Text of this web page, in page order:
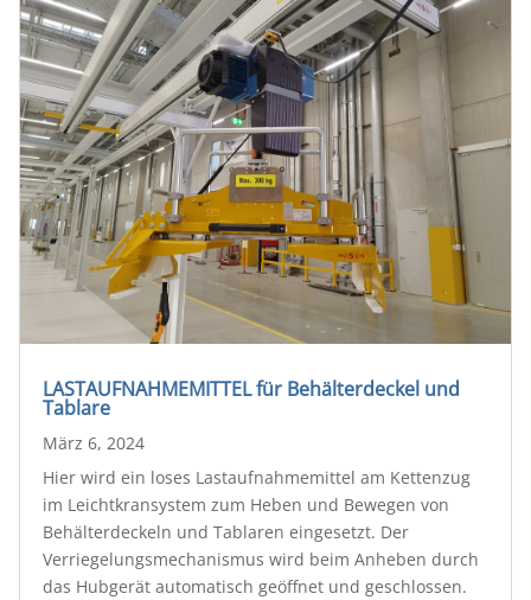
LASTAUFNAHMEMITTEL für Behälterdeckel und
Tablare
März 6, 2024
Hier wird ein loses Lastaufnahmemittel am Kettenzug
im Leichtkransystem zum Heben und Bewegen von
Behälterdeckeln und Tablaren eingesetzt. Der
Verriegelungsmechanismus wird beim Anheben durch
das Hubgerät automatisch geöffnet und geschlossen.